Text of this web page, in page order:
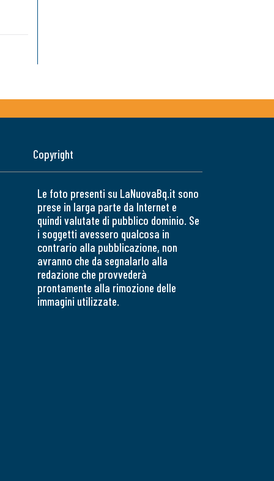
Copyright
Le foto presenti su LaNuovaBq.it sono
prese in larga parte da Internet e
quindi valutate di pubblico dominio. Se
i soggetti avessero qualcosa in
contrario alla pubblicazione, non
avranno che da segnalarlo alla
redazione che provvederà
prontamente alla rimozione delle
immagini utilizzate.